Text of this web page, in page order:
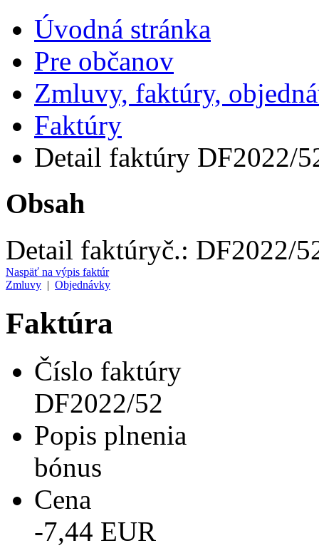
Úvodná stránka
Pre občanov
Zmluvy, faktúry,
Faktúry
Detail faktúry DF2022/
Obsah
Detail faktúryč.: DF2022/
Naspäť na výpis faktúr
Zmluvy | Objednávky
Faktúra
Číslo faktúry
DF2022/52
Popis plnenia
bónus
Cena
-7,44 EUR